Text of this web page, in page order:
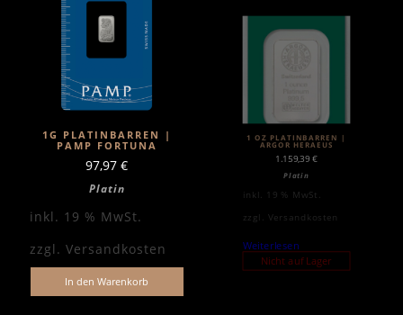
1G PLATINBARREN |
PAMP FORTUNA
97,97 €
Platin
inkl. 19 % MwSt.
zzgl. Versandkosten
In den Warenkorb
1 OZ PLATINBARREN |
ARGOR HERAEUS
1.159,39€
Platin
inkl. 19 % MwSt.
zzgl. Versandkosten
Weiterlesen
Nicht auf Lager